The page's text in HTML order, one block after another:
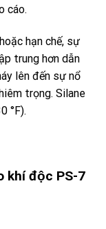
cáo.
hạn chế, sự
trung hơn dẫn
lên đến sự nổ
trọng. Silane
°F).
khí độc PS-7